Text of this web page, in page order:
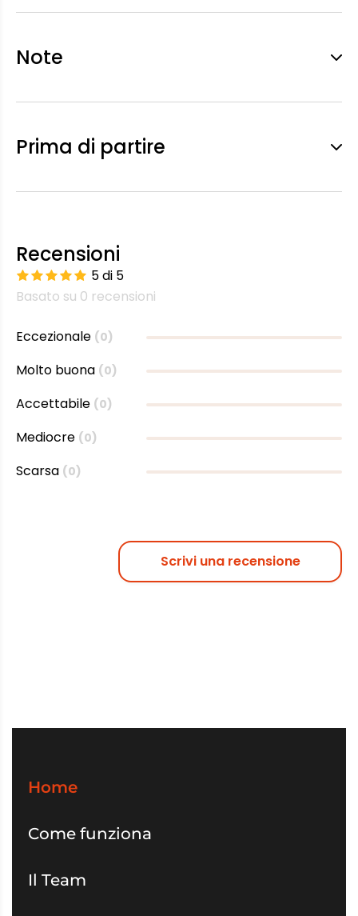
Note
Prima di partire
Recensioni
5 di 5
Basato su 0 recensioni
Eccezionale (0)
Molto buona (0)
Accettabile (0)
Mediocre (0)
Scarsa (0)
Scrivi una recensione
Home
Come funziona
Il Team